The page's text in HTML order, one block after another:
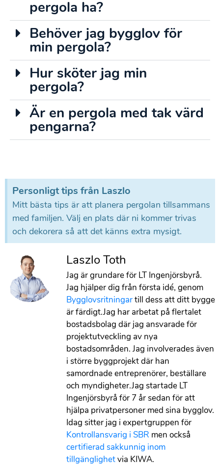
pergola ha?
Behöver jag bygglov för
min pergola?
Hur sköter jag min
pergola?
Är en pergola med tak värd
pengarna?
Personligt tips från Laszlo
Mitt bästa tips är att planera pergolan tillsammans
med familjen. Välj en plats där ni kommer trivas
och dekorera så att det känns extra mysigt.
Laszlo Toth
Jag är grundare för LT Ingenjörsbyrå.
Jag hjälper dig från första idé, genom
Bygglovsritningartill dess att ditt bygge
är färdigt.Jag har arbetat på flertalet
bostadsbolag där jag ansvarade för
projektutveckling av nya
bostadsområden. Jag involverades även
i större byggprojekt där han
samordnade entreprenörer, beställare
och myndigheter.Jag startade LT
Ingenjörsbyrå för 7 år sedan för att
hjälpa privatpersoner med sina bygglov.
Idag sitter jag i expertgruppen för
Kontrollansvarig i SBR men också
certifierad sakkunnig inom
tillgänglighetvia KIWA.